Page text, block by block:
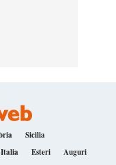
Sicilia
Esteri Auguri